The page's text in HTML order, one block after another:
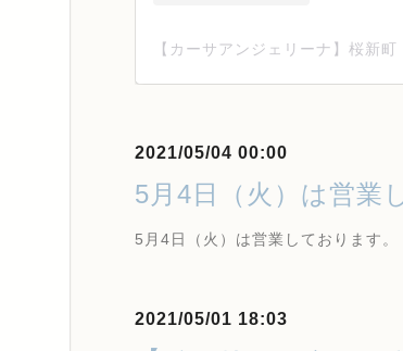
2021/05/04 00:00
5月4日（火）は営業
5月4日（火）は営業しております
2021/05/01 18:03